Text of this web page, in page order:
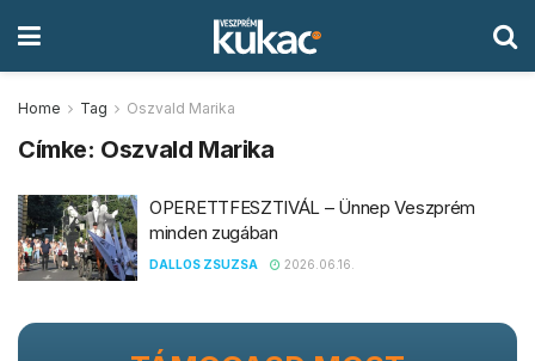
Home Tag Oszvald Marika
Címke: Oszvald Marika
OPERETTFESZTIVÁL – Ünnep Veszprém
minden zugában
DALLOS ZSUZSA 2026.06.16.